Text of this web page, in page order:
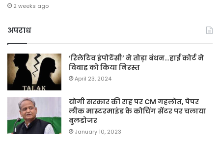
2 weeks ago
अपराध
‘रिलेटिव इंपोटेंसी’ ने तोड़ा बंधन…हाई कोर्ट ने
विवाह को किया निरस्त
April 23, 2024
योगी सरकार की राह पर CM गहलोत, पेपर
लीक मास्टरमाइंड के कोचिंग सेंटर पर चलाया
बुलडोजर
January 10, 2023